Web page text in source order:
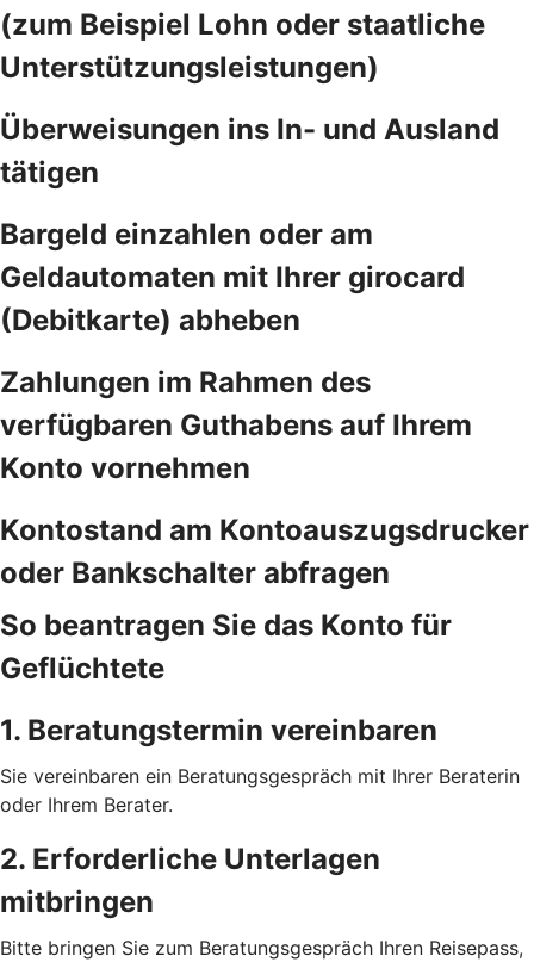
(zum Beispiel Lohn oder staatliche
Unterstützungsleistungen)
Überweisungen ins In- und Ausland
tätigen
Bargeld einzahlen oder am
Geldautomaten mit Ihrer girocard
(Debitkarte) abheben
Zahlungen im Rahmen des
verfügbaren Guthabens auf Ihrem
Konto vornehmen
Kontostand am Kontoauszugsdrucker
oder Bankschalter abfragen
So beantragen Sie das Konto für
Geflüchtete
1. Beratungstermin vereinbaren
Sie vereinbaren ein Beratungsgespräch mit Ihrer Beraterin
oder Ihrem Berater.
2. Erforderliche Unterlagen
mitbringen
Bitte bringen Sie zum Beratungsgespräch Ihren Reisepass,